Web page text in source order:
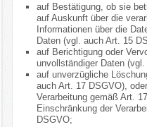
auf Bestätigung, ob sie
auf Auskunft über die
Informationen über die
Daten (vgl. auch Art. 15
auf Berichtigung oder
unvollständiger Daten
auf unverzügliche
auch Art. 17 DSGVO),
Verarbeitung gemäß Art.
Einschränkung der
DSGVO;